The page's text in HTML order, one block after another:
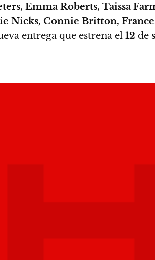
Emma Roberts, Taissa
Nicks, Connie Britton,
entrega que estrena el 12 de